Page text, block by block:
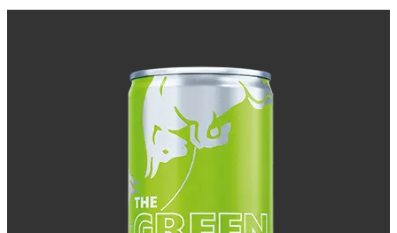
具体的な形から解き明かしていく、硬派で骨太な評論連載
ゲームが変えた日本語
「経験値」「裏技」「ラスボス」… ゲームにまつわる言葉
の起源や用法の変遷を、コンピューター文化史研究家・タ
イニーP氏が徹底調査。
カテゴリ